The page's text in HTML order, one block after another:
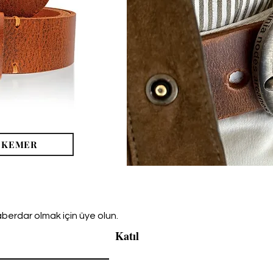
olmak için üye olun.
Katıl